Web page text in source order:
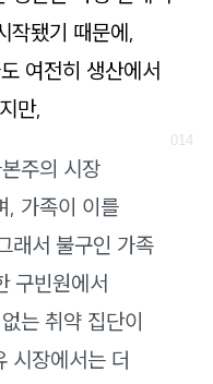
작됐기 때문에,
여전히 생산에서
만,
주의 시장
, 가족이 이를
래서 불구인 가족
구빈원에서
는 취약 집단이
시장에서는 더